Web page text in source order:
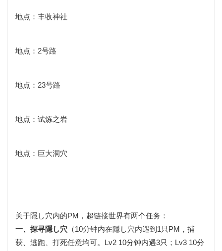
地点：丰收神社
地点：2号路
地点：23号路
地点：试炼之岩
地点：巨大洞穴
关于隱し穴内的PM，超链接世界有两个任务：
一、探寻隱し穴 （10分钟内在隱し穴内遇到1只PM，捕
获、逃跑、打死任意均可。Lv2 10分钟内遇3只；Lv3 10分